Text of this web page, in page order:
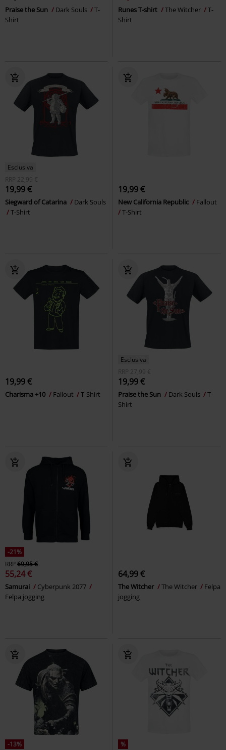
Praise the Sun Dark Souls
T-
Shirt
Runes T-shirt The Witcher
T-
Shirt
Esclusiva
RRP
22,99 €
19,99 €
Siegward of Catarina
Dark Souls
T-Shirt
19,99 €
New California Republic
Fallout
T-Shirt
19,99 €
Charisma +10 Fallout T-Shirt
Esclusiva
RRP
27,99 €
19,99 €
Praise the Sun Dark Souls
T-
Shirt
-21%
RRP69,95 €
55,24 €
Samurai
Cyberpunk 2077
Felpa jogging
64,99 €
The Witcher The Witcher
Felpa
jogging
-13%
%